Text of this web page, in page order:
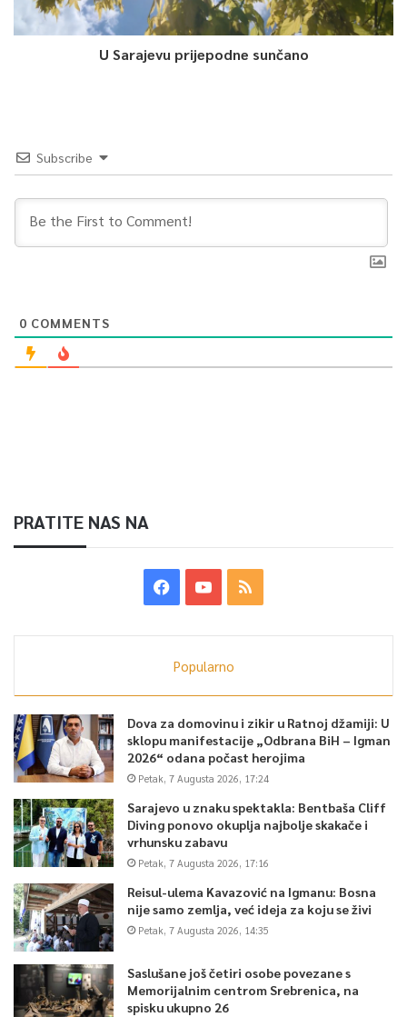
U Sarajevu prijepodne sunčano
Subscribe
0 COMMENTS
PRATITE NAS NA
Popularno
Dova za domovinu i zikir u Ratnoj džamiji: U
sklopu manifestacije „Odbrana BiH – Igman
2026“ odana počast herojima
Petak, 7 Augusta 2026, 17:24
Sarajevo u znaku spektakla: Bentbaša Cliff
Diving ponovo okuplja najbolje skakače i
vrhunsku zabavu
Petak, 7 Augusta 2026, 17:16
Reisul-ulema Kavazović na Igmanu: Bosna
nije samo zemlja, već ideja za koju se živi
Petak, 7 Augusta 2026, 14:35
Saslušane još četiri osobe povezane s
Memorijalnim centrom Srebrenica, na
spisku ukupno 26